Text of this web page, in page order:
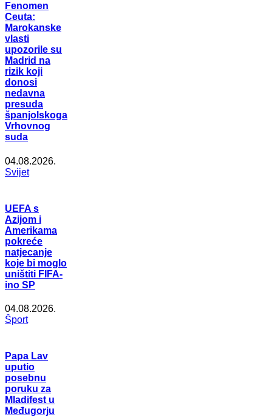
Fenomen
Ceuta:
Marokanske
vlasti
upozorile su
Madrid na
rizik koji
donosi
nedavna
presuda
španjolskoga
Vrhovnog
suda
04.08.2026.
Svijet
UEFA s
Azijom i
Amerikama
pokreće
natjecanje
koje bi moglo
uništiti FIFA-
ino SP
04.08.2026.
Šport
Papa Lav
uputio
posebnu
poruku za
Mladifest u
Međugorju